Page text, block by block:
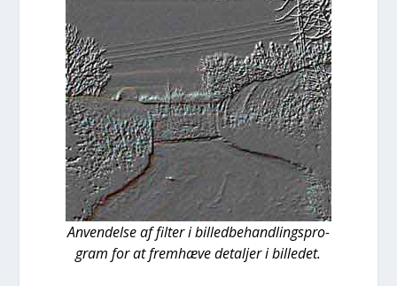
Anven­del­se af fil­ter i bil­led­be­hand­lings­pro-
gram for at frem­hæ­ve detal­jer i bil­le­det.